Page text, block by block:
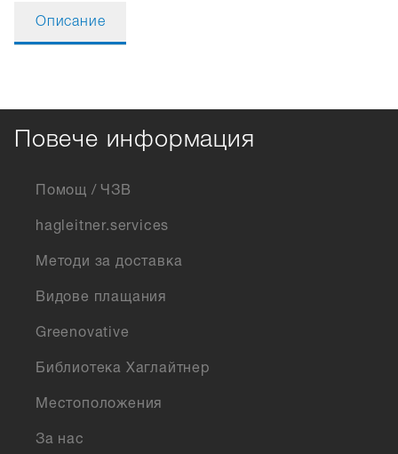
Описание
Повече информация
Помощ / ЧЗВ
hagleitner.services
Методи за доставка
Видове плащания
Greenovative
Библиотека Хаглайтнер
Местоположения
За нас